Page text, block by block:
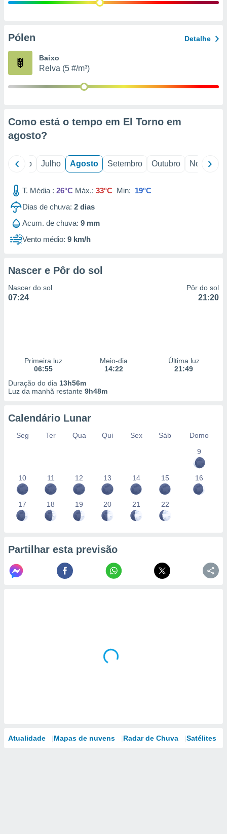
e
de
Pólen Detalhe
Baixo
Relva (5 #/m³)
Como está o tempo em El Torno em
agosto?
Junho Julho Agosto Setembro Outubro Novembro
T. Média : 26°C Máx.: 33°C Min: 19°C
Dias de chuva: 2 dias
Acum. de chuva: 9 mm
Vento médio: 9 km/h
Nascer e Pôr do sol
Nascer do sol
07:24
Pôr do sol
21:20
Primeira luz
06:55
Meio-dia
14:22
Última luz
21:49
Duração do dia 13h56m
Luz da manhã restante 9h48m
Calendário Lunar
Seg Ter Qua Qui Sex Sáb
Domo
9
10 11 12 13 14 15 16
17 18 19 20 21 22
Partilhar esta previsão
Atualidade Mapas de nuvens Radar de Chuva Satélites